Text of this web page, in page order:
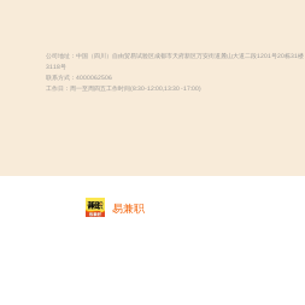
公司地址：中国（四川）自由贸易试验区成都市天府新区万安街道麓山大道二段1201号20栋31楼
3118号
联系方式：4000062506
工作日：周一至周四五工作时间(8:30-12:00,13:30 -17:00)
易兼职